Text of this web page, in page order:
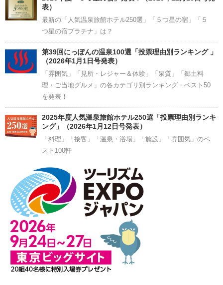
表）
最新の「人気温泉旅館ホテル250選」「５つ星の宿」「５
つ星の宿プラチナ」は？
第39回にっぽんの温泉100選「投票理由別ランキング 」
（2026年1月1日号発表）
「雰囲気」「見所・レジャー＆体験」「泉質」「郷土料
理・ご当地グルメ」の各カテゴリ別ランキング・ベスト50
を発表！
2025年度人気温泉旅館ホテル250選「投票理由別ランキ
ング」（2026年1月12日号発表）
「料理」「接客」「温泉・浴場」「施設」「雰囲気」のベ
スト100軒